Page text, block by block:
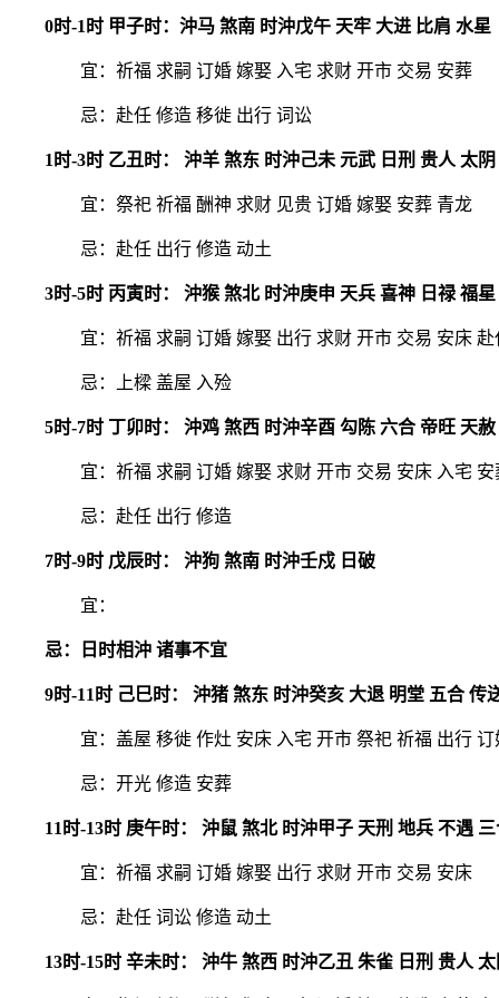
0时-1时 甲子时：沖马 煞南 时沖戊午 天牢 大进 比肩 水星
宜：祈福 求嗣 订婚 嫁娶 入宅 求财 开市 交易 安葬
忌：赴任 修造 移徙 出行 词讼
1时-3时 乙丑时： 沖羊 煞东 时沖己未 元武 日刑 贵人 太阴
宜：祭祀 祈福 酬神 求财 见贵 订婚 嫁娶 安葬 青龙
忌：赴任 出行 修造 动土
3时-5时 丙寅时： 沖猴 煞北 时沖庚申 天兵 喜神 日禄 福星
宜：祈福 求嗣 订婚 嫁娶 出行 求财 开市 交易 安床 赴
忌：上樑 盖屋 入殓
5时-7时 丁卯时： 沖鸡 煞西 时沖辛酉 勾陈 六合 帝旺 天赦
宜：祈福 求嗣 订婚 嫁娶 求财 开市 交易 安床 入宅 安
忌：赴任 出行 修造
7时-9时 戊辰时： 沖狗 煞南 时沖壬戍 日破
宜：
忌：日时相沖 诸事不宜
9时-11时 己巳时： 沖猪 煞东 时沖癸亥 大退 明堂 五合 传
宜：盖屋 移徙 作灶 安床 入宅 开市 祭祀 祈福 出行 订
忌：开光 修造 安葬
11时-13时 庚午时： 沖鼠 煞北 时沖甲子 天刑 地兵 不遇
宜：祈福 求嗣 订婚 嫁娶 出行 求财 开市 交易 安床
忌：赴任 词讼 修造 动土
13时-15时 辛未时： 沖牛 煞西 时沖乙丑 朱雀 日刑 贵人 太